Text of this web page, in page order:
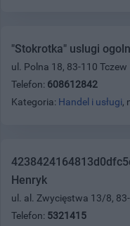
"Stokrotka" uslugi
ul. Polna 18, 83-110 Tczew
Telefon: 608612842
Kategoria: Handel i usługi,
Henryk
ul. al. Zwycięstwa 13/8,
Telefon: 5321415